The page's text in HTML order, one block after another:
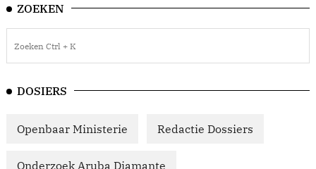
ZOEKEN
DOSIERS
Openbaar Ministerie Redactie Dossiers
Onderzoek Aruba Diamante